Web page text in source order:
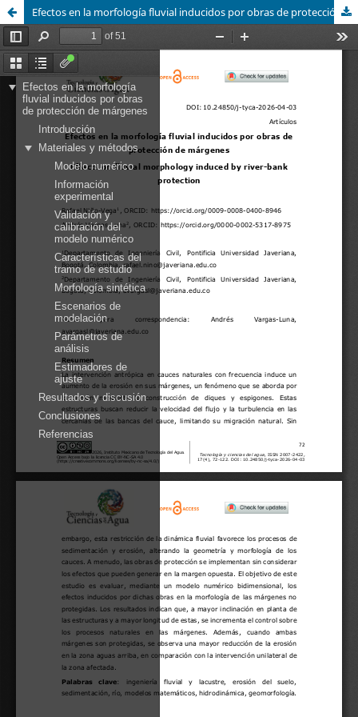
Efectos en la morfología fluvial inducidos por obras de protección de márgenes